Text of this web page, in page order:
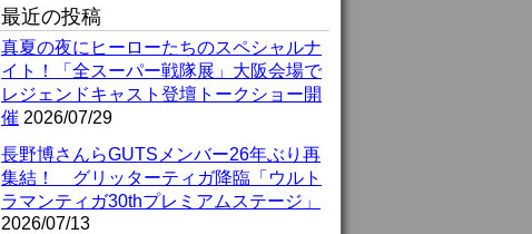
最近の投稿
真夏の夜にヒーローたちのスペシャルナ
イト！「全スーパー戦隊展」大阪会場で
レジェンドキャスト登壇トークショー開
催 2026/07/29
長野博さんらGUTSメンバー26年ぶり再
集結！ グリッターティガ降臨「ウルト
ラマンティガ30thプレミアムステージ」
2026/07/13